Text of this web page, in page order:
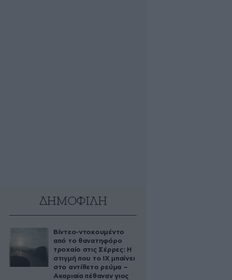
ΔΗΜΟΦΙΛΗ
Βίντεο-ντοκουμέντο
από το θανατηφόρο
τροχαίο στις Σέρρες: Η
στιγμή που το ΙΧ μπαίνει
στο αντίθετο ρεύμα –
Ακαριαία πέθαναν γιος